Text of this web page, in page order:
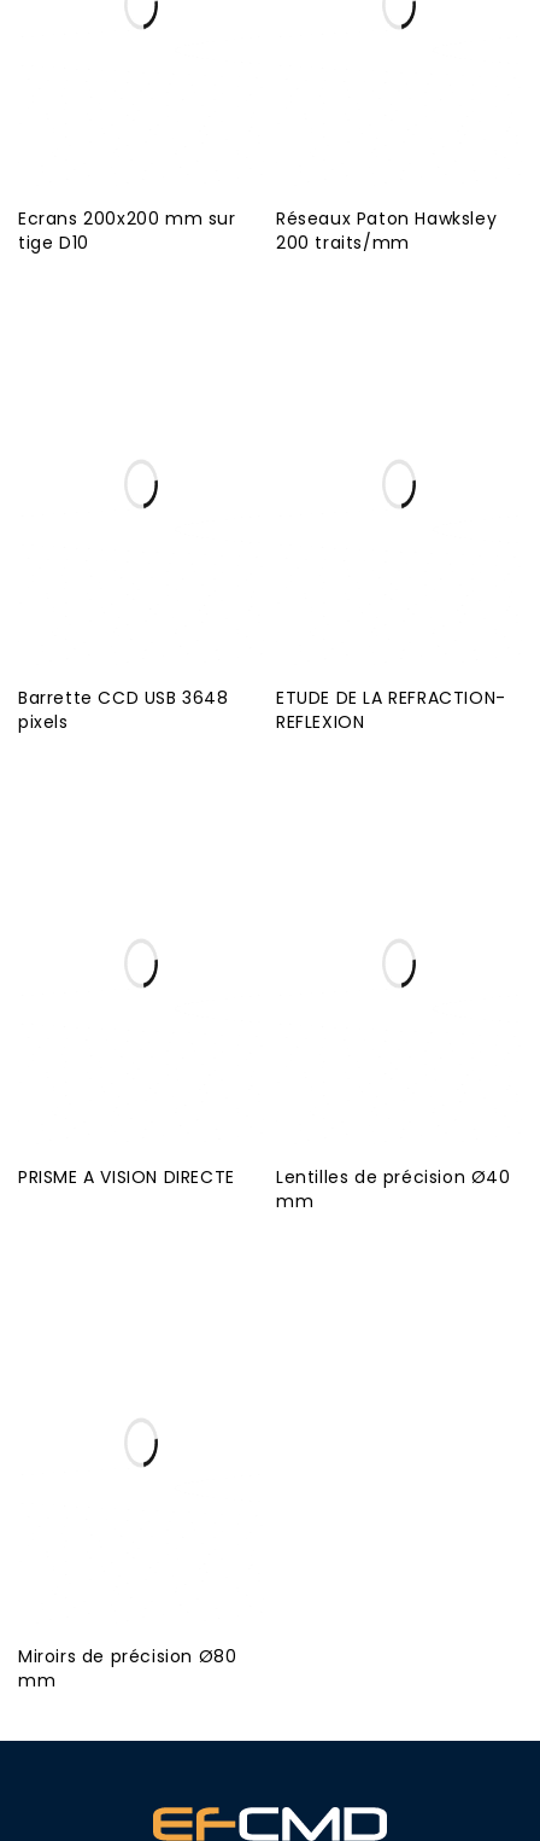
Ecrans 200x200 mm sur
tige D10
Réseaux Paton Hawksley
200 traits/mm
Barrette CCD USB 3648
pixels
ETUDE DE LA REFRACTION-
REFLEXION
PRISME A VISION DIRECTE
Lentilles de précision Ø40
mm
Miroirs de précision Ø80
mm